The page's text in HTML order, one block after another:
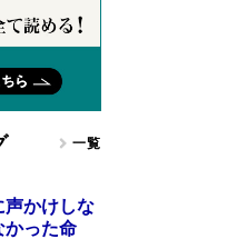
一覧
声かけしな
かった命